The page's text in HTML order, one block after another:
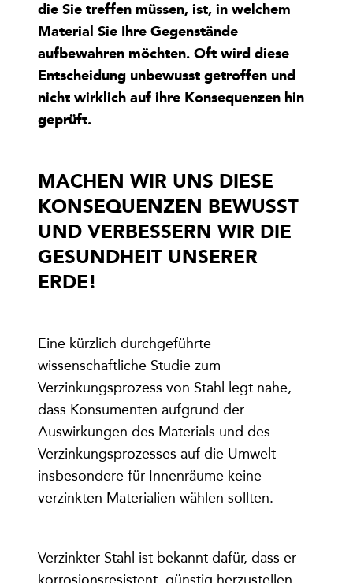
die Sie treffen müssen, ist, in welchem
Material Sie Ihre Gegenstände
aufbewahren möchten. Oft wird diese
Entscheidung unbewusst getroffen und
nicht wirklich auf ihre Konsequenzen hin
geprüft.
MACHEN WIR UNS DIESE
KONSEQUENZEN BEWUSST
UND VERBESSERN WIR DIE
GESUNDHEIT UNSERER
ERDE!
Eine kürzlich durchgeführte
wissenschaftliche Studie zum
Verzinkungsprozess von Stahl legt nahe,
dass Konsumenten aufgrund der
Auswirkungen des Materials und des
Verzinkungsprozesses auf die Umwelt
insbesondere für Innenräume keine
verzinkten Materialien wählen sollten.
Verzinkter Stahl ist bekannt dafür, dass er